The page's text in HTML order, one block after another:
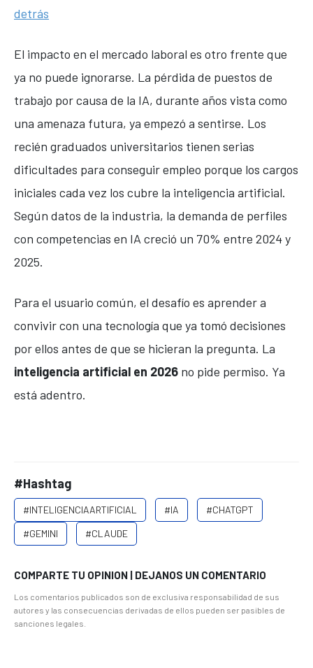
detrás
El impacto en el mercado laboral es otro frente que
ya no puede ignorarse. La pérdida de puestos de
trabajo por causa de la IA, durante años vista como
una amenaza futura, ya empezó a sentirse. Los
recién graduados universitarios tienen serias
dificultades para conseguir empleo porque los cargos
iniciales cada vez los cubre la inteligencia artificial.
Según datos de la industria, la demanda de perfiles
con competencias en IA creció un 70% entre 2024 y
2025.
Para el usuario común, el desafío es aprender a
convivir con una tecnología que ya tomó decisiones
por ellos antes de que se hicieran la pregunta. La
inteligencia artificial en 2026 no pide permiso. Ya
está adentro.
#Hashtag
#INTELIGENCIAARTIFICIAL #IA
#CHATGPT
#GEMINI
#CLAUDE
COMPARTE TU OPINION | DEJANOS UN COMENTARIO
Los comentarios publicados son de exclusiva responsabilidad de sus
autores y las consecuencias derivadas de ellos pueden ser pasibles de
sanciones legales.